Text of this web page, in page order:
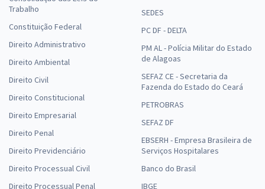
Trabalho
Constituição Federal
Direito Administrativo
Direito Ambiental
Direito Civil
Direito Constitucional
Direito Empresarial
Direito Penal
Direito Previdenciário
Direito Processual Civil
Direito Processual Penal
SEDES
PC DF - DELTA
PM AL - Polícia Militar do Estado
de Alagoas
SEFAZ CE - Secretaria da
Fazenda do Estado do Ceará
PETROBRAS
SEFAZ DF
EBSERH - Empresa Brasileira de
Serviços Hospitalares
Banco do Brasil
IBGE